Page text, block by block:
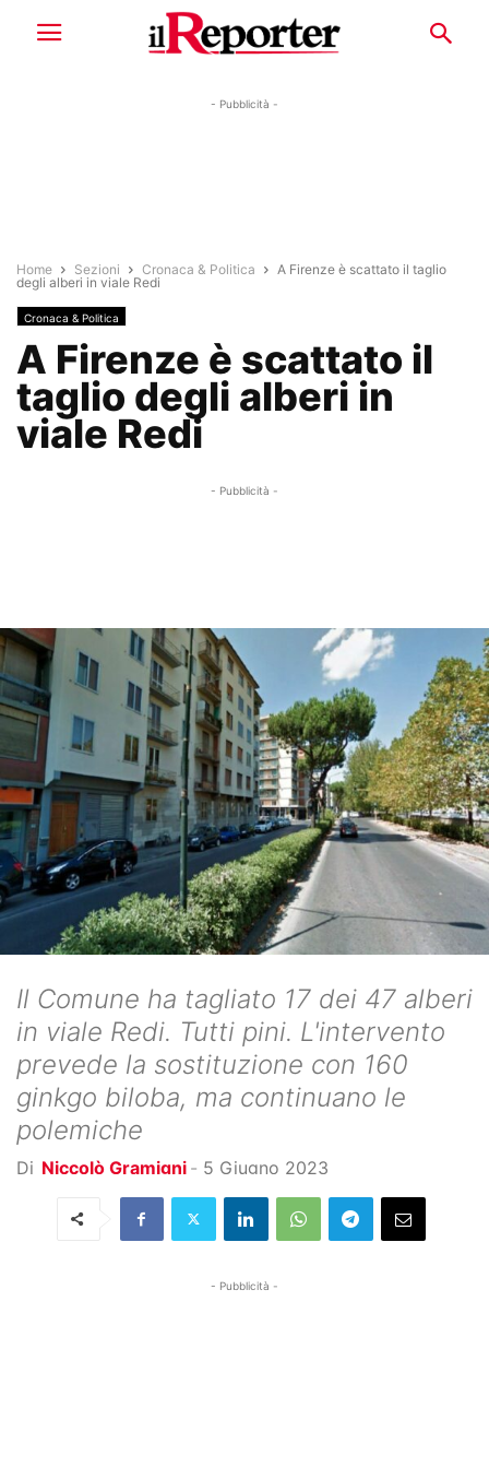
- Pubblicità -
Home Sezioni Cronaca & Politica
A Firenze è scattato il taglio
degli alberi in viale Redi
Cronaca & Politica
A Firenze è scattato il
taglio degli alberi in
viale Redi
- Pubblicità -
Il Comune ha tagliato 17 dei 47 alberi
in viale Redi. Tutti pini. L'intervento
prevede la sostituzione con 160
ginkgo biloba, ma continuano le
polemiche
Di Niccolò Gramigni - 5 Giugno 2023
- Pubblicità -